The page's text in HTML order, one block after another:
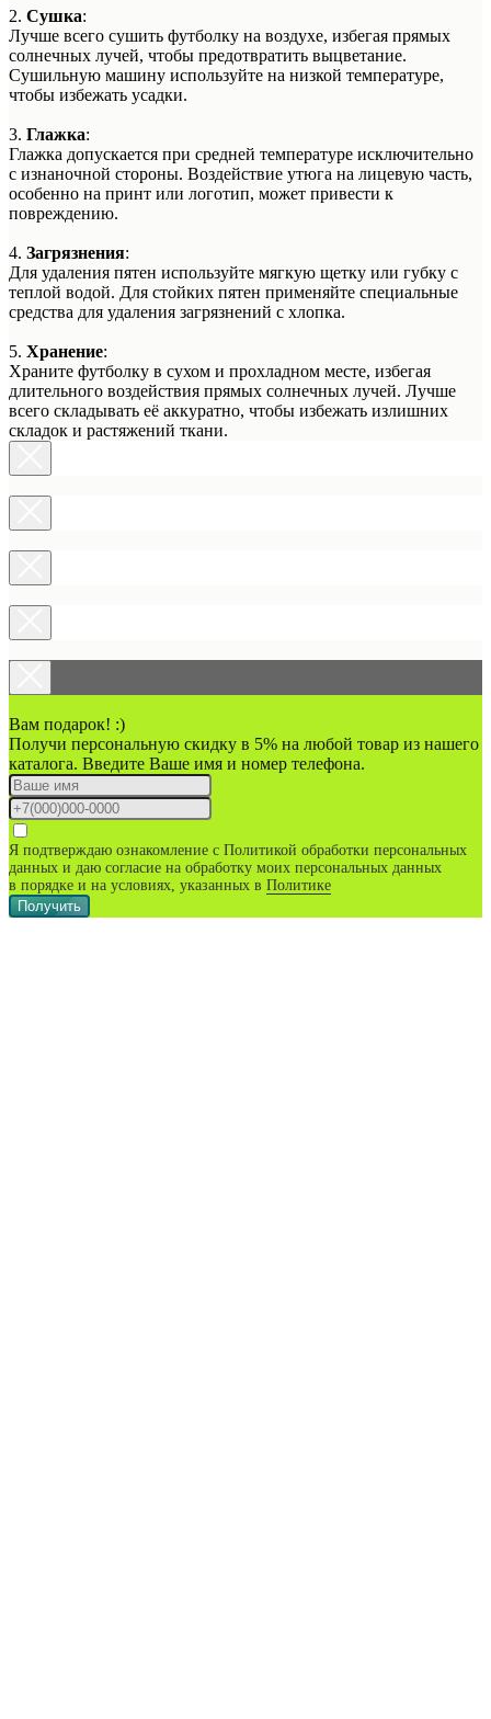
2. Сушка:
Лучше всего сушить футболку на воздухе, избегая прямых
солнечных лучей, чтобы предотвратить выцветание.
Сушильную машину используйте на низкой температуре,
чтобы избежать усадки.
3. Глажка:
Глажка допускается при средней температуре исключительно
с изнаночной стороны. Воздействие утюга на лицевую часть,
особенно на принт или логотип, может привести к
повреждению.
4. Загрязнения:
Для удаления пятен используйте мягкую щетку или губку с
теплой водой. Для стойких пятен применяйте специальные
средства для удаления загрязнений с хлопка.
5. Хранение:
Храните футболку в сухом и прохладном месте, избегая
длительного воздействия прямых солнечных лучей. Лучше
всего складывать её аккуратно, чтобы избежать излишних
складок и растяжений ткани.
Вам подарок! :)
Получи персональную скидку в 5% на любой товар из нашего
каталога. Введите Ваше имя и номер телефона.
Я подтверждаю ознакомление с Политикой обработки персональных
данных и даю согласие на обработку моих персональных данных
в порядке и на условиях, указанных в Политике
Получить